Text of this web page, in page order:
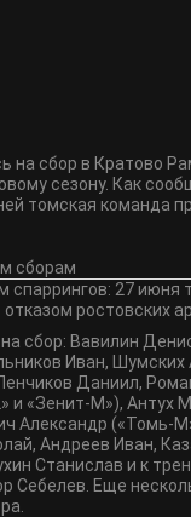
на сбор в Кратово
сезону. Как
томская команда
спаррингов: 27
ростовских
сбор: Вавилин
Иван,
Даниил,
и «Зенит-М»),
Александр
Андреев Иван,
Станислав и к
Себелев. Еще